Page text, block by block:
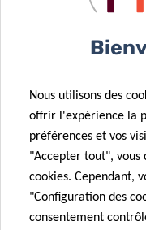
Biostatistician
Contact
Partagez sur
Nous utilisons des
offrir l'expérience la
préférences et vos
"Accepter tout", vous
cookies. Cependant,
"Configuration des
consentement